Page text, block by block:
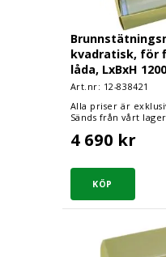
kvadratisk, för
låda, LxBxH
Art.nr: 12-838421
Alla priser är
Sänds från vårt
4 690 kr